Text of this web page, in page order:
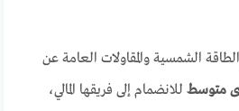
الشمسية والمقاولات العامة عن
متوسط للانضمام إلى فريقها المالي،